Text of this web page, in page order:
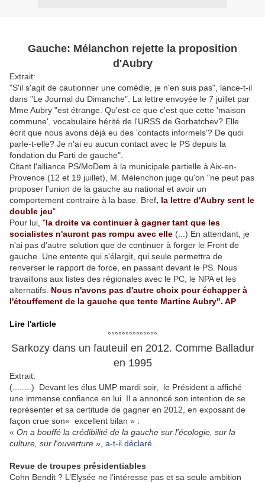
Gauche: Mélanchon rejette la proposition
d'Aubry
Extrait:
"S'il s'agit de cautionner une comédie, je n'en suis pas", lance-t-il
dans "Le Journal du Dimanche". La lettre envoyée le 7 juillet par
Mme Aubry "est étrange. Qu'est-ce que c'est que cette 'maison
commune', vocabulaire hérité de l'URSS de Gorbatchev? Elle
écrit que nous avons déjà eu des 'contacts informels'? De quoi
parle-t-elle? Je n'ai eu aucun contact avec le PS depuis la
fondation du Parti de gauche".
Citant l'alliance PS/MoDem à la municipale partielle à Aix-en-
Provence (12 et 19 juillet), M. Mélenchon juge qu'on "ne peut pas
proposer l'union de la gauche au national et avoir un
comportement contraire à la base. Bref, la lettre d'Aubry sent le
double jeu"
Pour lui, "la droite va continuer à gagner tant que les
socialistes n'auront pas rompu avec elle (...) En attendant, je
n'ai pas d'autre solution que de continuer à forger le Front de
gauche. Une entente qui s'élargit, qui seule permettra de
renverser le rapport de force, en passant devant le PS. Nous
travaillons aux listes des régionales avec le PC, le NPA et les
alternatifs. Nous n'avons pas d'autre choix pour échapper à
l'étouffement de la gauche que tente Martine Aubry". AP
Lire l'article
°°°°°°°°°°°°°°
Sarkozy dans un fauteuil en 2012. Comme Balladur
en 1995
Extrait:
(........) Devant les élus UMP mardi soir, le Président a affiché
une immense confiance en lui. Il a annoncé son intention de se
représenter et sa certitude de gagner en 2012, en exposant de
façon crue son« excellent bilan » :
« On a bouffé la crédibilité de la gauche sur l'écologie, sur la
culture, sur l'ouverture », a-t-il déclaré
Revue de troupes présidentiables
Cohn Bendit ? L’Elysée ne l’intéresse pas et sa seule ambition